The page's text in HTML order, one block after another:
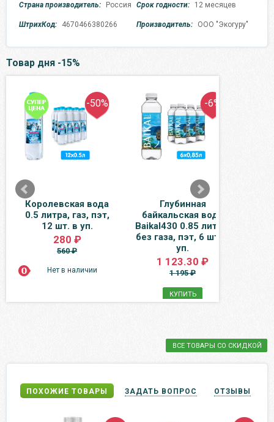
Страна производитель: Россия Срок годности: 12 месяцев
ШтрихКод: 4670466380266 Производитель: ООО "Экогуру"
Товар дня -15%
-50%
Королевская вода
0.5 литра, газ, пэт,
12 шт. в уп.
280 ₽
560 ₽
Нет в наличии
-6%
Глубинная
байкальская вода
Baikal430 0.85 литра,
без газа, пэт, 6 шт. в
уп.
1 123.30 ₽
1 195 ₽
КУПИТЬ
ВСЕ ТОВАРЫ СО СКИДКОЙ
ПОХОЖИЕ ТОВАРЫ ЗАДАТЬ ВОПРОС ОТЗЫВЫ